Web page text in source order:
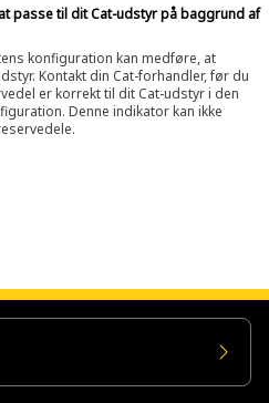
passe til dit Cat-udstyr på baggrund af
konfiguration kan medføre, at
Kontakt din Cat-forhandler, før du
er korrekt til dit Cat-udstyr i den
Denne indikator kan ikke